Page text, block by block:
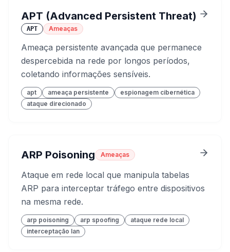
APT (Advanced Persistent Threat)
APT Ameaças
Ameaça persistente avançada que permanece
despercebida na rede por longos períodos,
coletando informações sensíveis.
apt ameaça persistente
espionagem cibernética
ataque direcionado
ARP Poisoning Ameaças
Ataque em rede local que manipula tabelas
ARP para interceptar tráfego entre dispositivos
na mesma rede.
arp poisoning arp spoofing
ataque rede local
interceptação lan